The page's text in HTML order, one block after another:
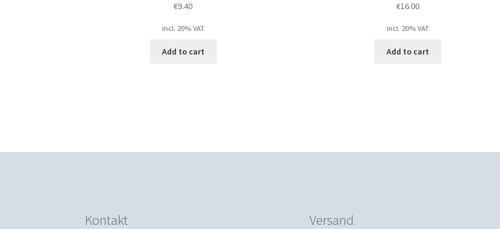
€9.40
incl. 20% VAT
Add to cart
€16.00
incl. 20% VAT
Add to cart
Kontakt Versand